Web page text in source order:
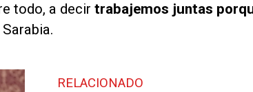
todo, a decir trabajemos juntas
RELACIONADO